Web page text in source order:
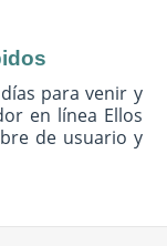
para venir y
en línea Ellos
de usuario y